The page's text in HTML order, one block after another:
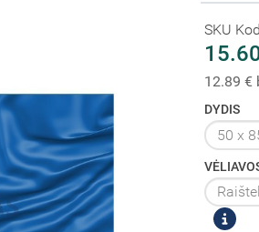
SKU
12.89 €
DYDIS